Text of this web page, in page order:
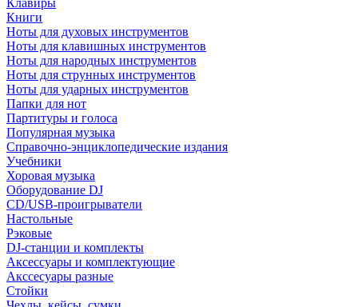
Клавиры
Книги
Ноты для духовых инструментов
Ноты для клавишных инструментов
Ноты для народных инструментов
Ноты для струнных инструментов
Ноты для ударных инструментов
Папки для нот
Партитуры и голоса
Популярная музыка
Справочно-энциклопедические издания
Учебники
Хоровая музыка
Оборудование DJ
CD/USB-проигрыватели
Настольные
Рэковые
DJ-станции и комплекты
Аксессуары и комплектующие
Акссесуары разные
Стойки